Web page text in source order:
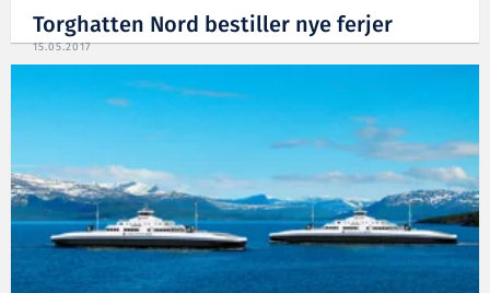
Torghatten Nord bestiller nye ferjer
15.05.2017